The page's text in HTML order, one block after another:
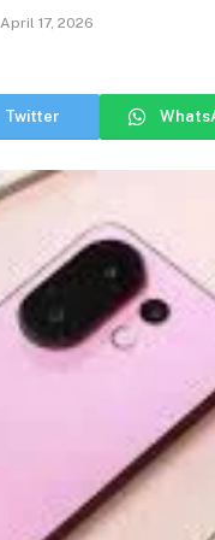
April 17, 2026
Twitter